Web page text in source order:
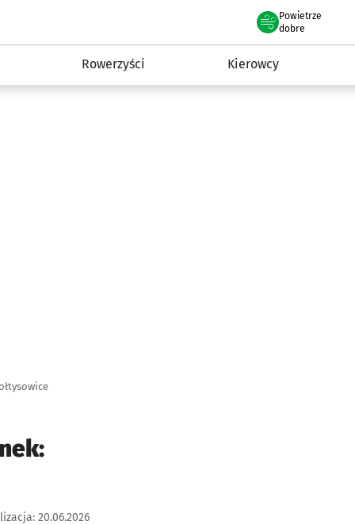
Powietrze
we Wrocławiu
dobre
Rowerzyści Kierowcy
20.06.2026